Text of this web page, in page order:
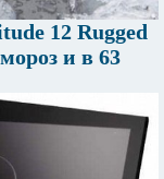
12 Rugged
и в 63